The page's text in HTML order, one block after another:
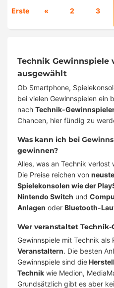
Erste « 2 3
Technik Gewinnspiele
ausgewählt
Ob Smartphone,
bei vielen Gewinnspielen ein
nach Technik-
Chancen, hier fündig zu
Was kann ich bei
gewinnen?
Alles, was an Technik
Die Preise reichen von
Spielekonsolen wie der
Nintendo Switch und
Anlagen oder Bluetooth-
Wer veranstaltet Technik-
Gewinnspiele mit Technik als
Veranstaltern. Die besten
Gewinnspiele sind die
Technik wie Medion,
Grundsätzlich gibt es aber